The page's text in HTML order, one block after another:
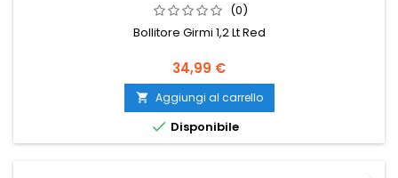
(0)
Bollitore Girmi 1,2 Lt Red
Prezzo
34,99 €
 Aggiungi al carrello
 Disponibile